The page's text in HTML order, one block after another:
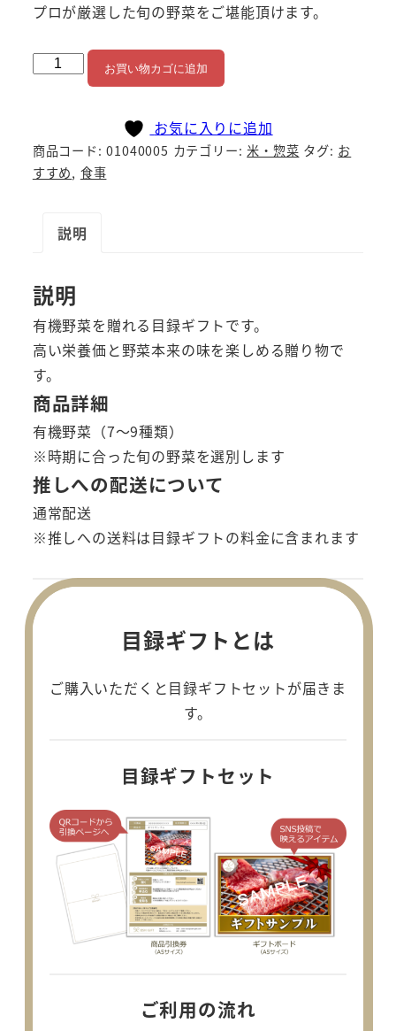
プロが厳選した旬の野菜をご堪能頂けます。
旬
野
菜
個
お買い物カゴに追加
お気に入りに追加
商品コード:01040005 カテゴリー:米・惣菜 タグ: お
すすめ, 食事
説明
説明
有機野菜を贈れる目録ギフトです。
高い栄養価と野菜本来の味を楽しめる贈り物で
す。
商品詳細
有機野菜（7～9種類）
※時期に合った旬の野菜を選別します
推しへの配送について
通常配送
※推しへの送料は目録ギフトの料金に含まれます
目録ギフトとは
ご購入いただくと目録ギフトセットが届きま
す。
目録ギフトセット
ご利用の流れ